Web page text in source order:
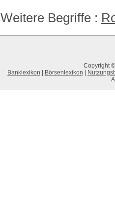
Weitere Begriffe :
Copyright
Banklexikon
Börsenlexikon